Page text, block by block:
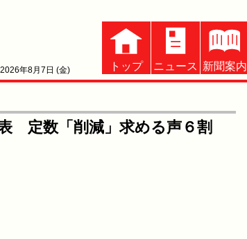
2026年8月7日 (金) トップ ニュース 新聞案内
定数「削減」求める声６割